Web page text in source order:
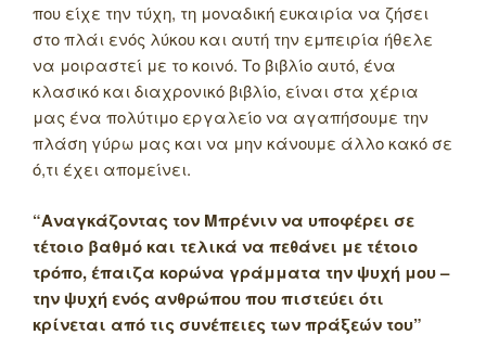
που είχε την τύχη, τη μοναδική ευκαιρία να ζήσει
στο πλάι ενός λύκου και αυτή την εμπειρία ήθελε
να μοιραστεί με το κοινό. Το βιβλίο αυτό, ένα
κλασικό και διαχρονικό βιβλίο, είναι στα χέρια
μας ένα πολύτιμο εργαλείο να αγαπήσουμε την
πλάση γύρω μας και να μην κάνουμε άλλο κακό σε
ό,τι έχει απομείνει.
“Αναγκάζοντας τον Μπρένιν να υποφέρει σε
τέτοιο βαθμό και τελικά να πεθάνει με τέτοιο
τρόπο, έπαιζα κορώνα γράμματα την ψυχή μου –
την ψυχή ενός ανθρώπου που πιστεύει ότι
κρίνεται από τις συνέπειες των πράξεών του”